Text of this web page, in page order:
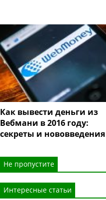
Как вывести деньги из
Вебмани в 2016 году:
секреты и нововведения
Не пропустите
Интересные статьи